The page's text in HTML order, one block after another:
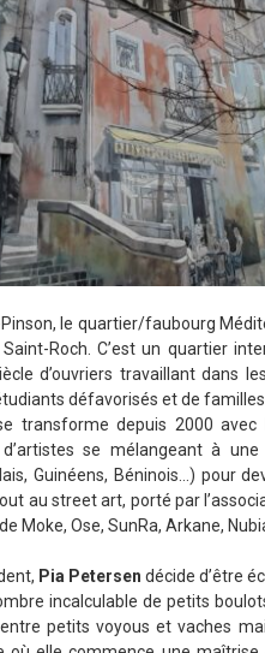
le quartier/faubourg
Roch. C’est un quartier
d’ouvriers travaillant dans
défavorisés et de
transforme depuis 2000 avec
se mélangeant à
Guinéens, Béninois…) pour
au street art, porté par
Moke, Ose, SunRa, Arkane,
Pia Petersen décide d’être
incalculable de petits
petits voyous et vaches